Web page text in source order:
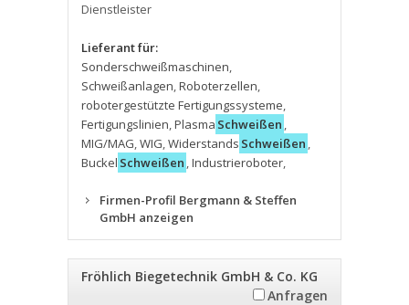
Dienstleister
Lieferant für:
Sonderschweißmaschinen,
Schweißanlagen,Roboterzellen,
robotergestützte Fertigungssysteme,
Fertigungslinien,Plasma Schweißen ,
MIG/MAG,WIG,Widerstands Schweißen ,
Buckel Schweißen ,Industrieroboter,
Firmen-Profil Bergmann & Steffen
GmbH anzeigen
Fröhlich Biegetechnik GmbH & Co. KG
Anfragen